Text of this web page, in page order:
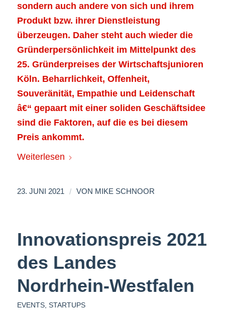
sondern auch andere von sich und ihrem
Produkt bzw. ihrer Dienstleistung
überzeugen. Daher steht auch wieder die
Gründerpersönlichkeit im Mittelpunkt des
25. Gründerpreises der Wirtschaftsjunioren
Köln. Beharrlichkeit, Offenheit,
Souveränität, Empathie und Leidenschaft
â€“ gepaart mit einer soliden Geschäftsidee
sind die Faktoren, auf die es bei diesem
Preis ankommt.
Weiterlesen
23. JUNI 2021 / VON MIKE SCHNOOR
Innovationspreis 2021
des Landes
Nordrhein-Westfalen
EVENTS, STARTUPS